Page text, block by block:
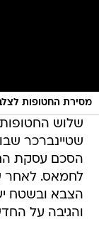
מסירת החטופות
שלוש החטופות:
שטיינברכר
הסכם עסקת
לחמאס. לאחר
הצבא ובשטח
והגיבה על